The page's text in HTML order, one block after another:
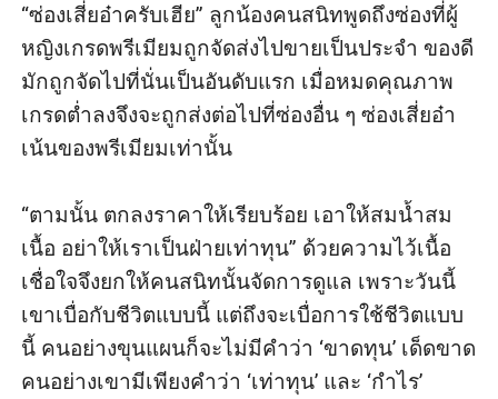
“ซ่องเสี่ยอ๋าครับเฮีย” ลูกน้องคนสนิทพูดถึงซ่องที่ผู้
หญิงเกรดพรีเมียมถูกจัดส่งไปขายเป็นประจำ ของดี
มักถูกจัดไปที่นั่นเป็นอันดับแรก เมื่อหมดคุณภาพ
เกรดต่ำลงจึงจะถูกส่งต่อไปที่ซ่องอื่น ๆ ซ่องเสี่ยอ๋า
เน้นของพรีเมียมเท่านั้น
“ตามนั้น ตกลงราคาให้เรียบร้อย เอาให้สมน้ำสม
เนื้อ อย่าให้เราเป็นฝ่ายเท่าทุน” ด้วยความไว้เนื้อ
เชื่อใจจึงยกให้คนสนิทนั้นจัดการดูแล เพราะวันนี้
เขาเบื่อกับชีวิตแบบนี้ แต่ถึงจะเบื่อการใช้ชีวิตแบบ
นี้ คนอย่างขุนแผนก็จะไม่มีคำว่า ‘ขาดทุน’ เด็ดขาด
คนอย่างเขามีเพียงคำว่า ‘เท่าทุน’ และ ‘กำไร’